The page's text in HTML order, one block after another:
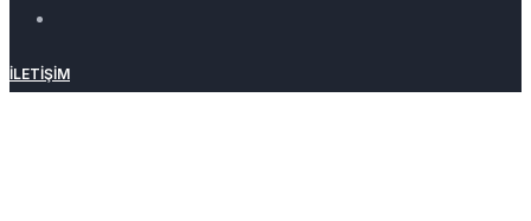
İLETIŞIM